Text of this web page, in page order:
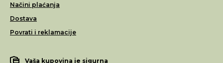
Načini plaćanja
Dostava
Povrati i reklamacije
Vaša kupovina je sigurna